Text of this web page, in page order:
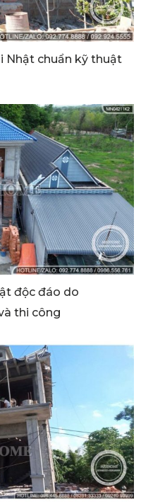
Nhật chuẩn kỹ thuật
độc đáo do
thi công